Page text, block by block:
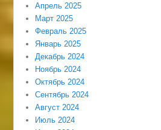
Апрель 2025
Март 2025
Февраль 2025
Январь 2025
Декабрь 2024
Ноябрь 2024
Октябрь 2024
Сентябрь 2024
Август 2024
Июль 2024